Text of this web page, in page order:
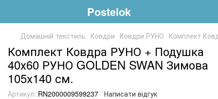
Postelok
Домашній текстиль Ковдри Ковдри РУНО Комплект
Комплект Ковдра РУНО + Подушка
40х60 РУНО GOLDEN SWAN Зимова
105х140 см.
Артикул: RN2000009599237 Написати відгук